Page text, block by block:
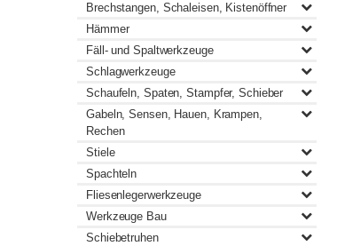
Brechstangen, Schaleisen, Kistenöffner
Hämmer
Fäll- und Spaltwerkzeuge
Schlagwerkzeuge
Schaufeln, Spaten, Stampfer, Schieber
Gabeln, Sensen, Hauen, Krampen,
Rechen
Stiele
Spachteln
Fliesenlegerwerkzeuge
Werkzeuge Bau
Schiebetruhen